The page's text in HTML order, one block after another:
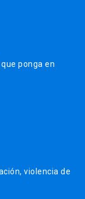
ponga en
violencia de